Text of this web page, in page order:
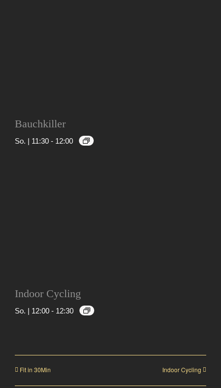
Bauchkiller
So. | 11:30 - 12:00
Indoor Cycling
So. | 12:00 - 12:30
Fit in 30Min Indoor Cycling